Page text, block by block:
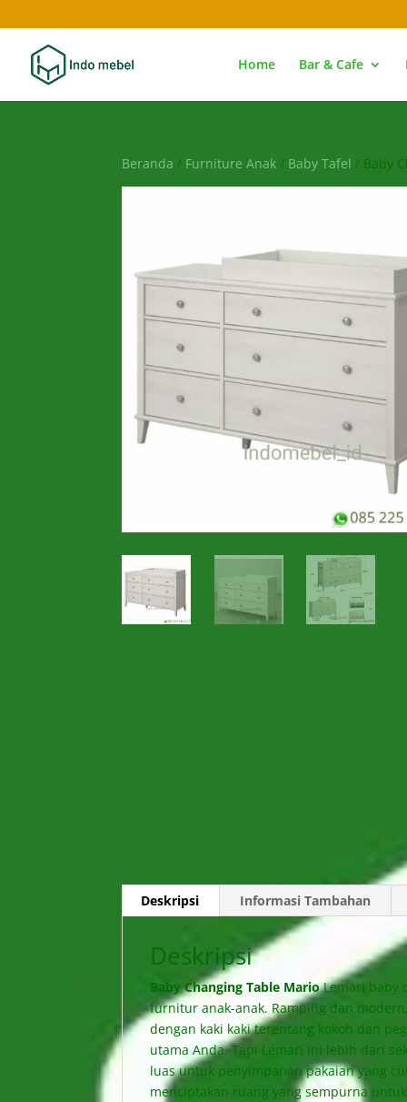
Home Bar & Cafe
Beranda / Furniture Anak / Baby Tafel / Baby
Deskripsi Informasi Tambahan
Deskripsi
Baby Changing Table MarioLemari baby
furnitur anak-anak. Ramping dan
dengan kaki kaki terentang kokoh dan
utama Anda. Tapi Lemari ini lebih dari
luas untuk penyimpanan pakaian yang
menciptakan ruang yang sempurna